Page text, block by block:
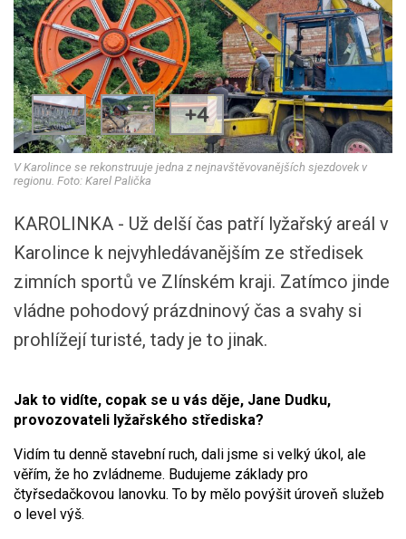
+4
V Karolince se rekonstruuje jedna z nejnavštěvovanějších sjezdovek v
regionu. Foto: Karel Palička
KAROLINKA - Už delší čas patří lyžařský areál v
Karolince k nejvyhledávanějším ze středisek
zimních sportů ve Zlínském kraji. Zatímco jinde
vládne pohodový prázdninový čas a svahy si
prohlížejí turisté, tady je to jinak.
Jak to vidíte, copak se u vás děje, Jane Dudku,
provozovateli lyžařského střediska?
Vidím tu denně stavební ruch, dali jsme si velký úkol, ale
věřím, že ho zvládneme. Budujeme základy pro
čtyřsedačkovou lanovku. To by mělo povýšit úroveň služeb
o level výš.